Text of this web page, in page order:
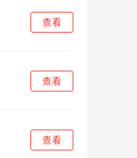
查看
查看
查看